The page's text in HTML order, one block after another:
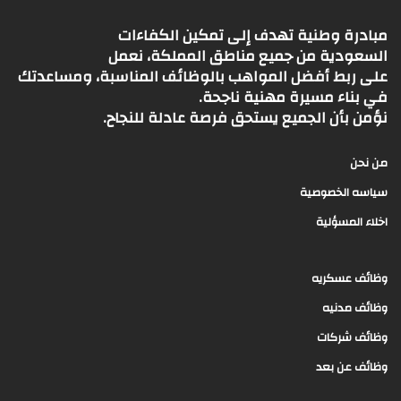
مبادرة وطنية تهدف إلى تمكين الكفاءات
السعودية من جميع مناطق المملكة، نعمل
على ربط أفضل المواهب بالوظائف المناسبة، ومساعدتك
في بناء مسيرة مهنية ناجحة.
نؤمن بأن الجميع يستحق فرصة عادلة للنجاح.
من نحن
سياسه الخصوصية
اخلاء المسؤلية
وظائف عسكريه
وظائف مدنيه
وظائف شركات
وظائف عن بعد